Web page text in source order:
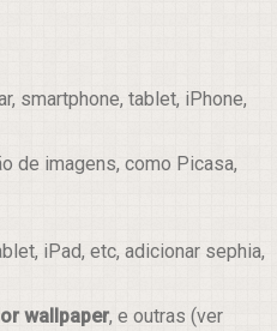
smartphone, tablet, iPhone,
de imagens, como Picasa,
iPad, etc, adicionar sephia,
wallpaper, e outras (ver